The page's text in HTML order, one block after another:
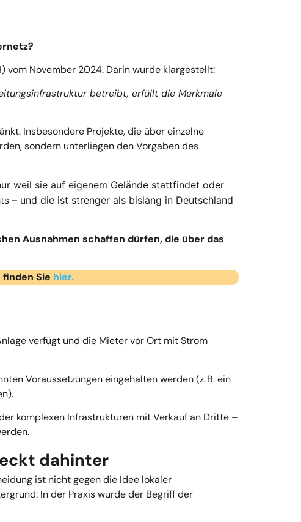
vom November 2024. Darin wurde klargestellt:
betreibt, erfüllt die Merkmale
Insbesondere Projekte, die über einzelne
sondern unterliegen den Vorgaben des
weil sie auf eigenem Gelände stattfindet oder
– und die ist strenger als bislang in Deutschland
Ausnahmen schaffen dürfen, die über das
Sie hier.
verfügt und die Mieter vor Ort mit Strom
Voraussetzungen eingehalten werden (z. B. ein
komplexen Infrastrukturen mit Verkauf an Dritte –
dahinter
ist nicht gegen die Idee lokaler
In der Praxis wurde der Begriff der